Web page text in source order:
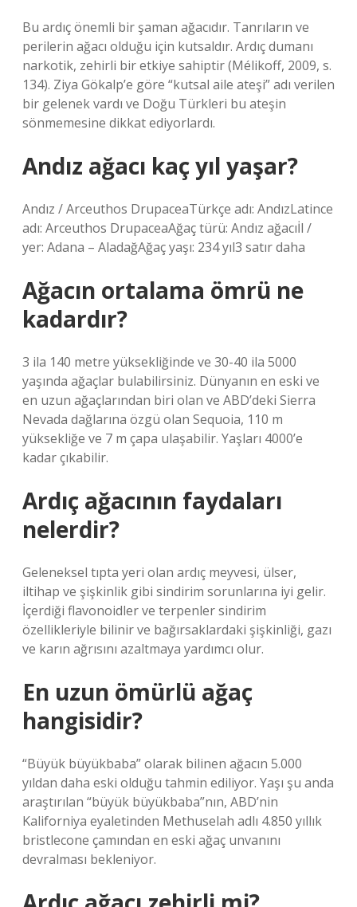
Bu ardıç önemli bir şaman ağacıdır. Tanrıların ve
perilerin ağacı olduğu için kutsaldır. Ardıç dumanı
narkotik, zehirli bir etkiye sahiptir (Mélikoff, 2009, s.
134). Ziya Gökalp’e göre “kutsal aile ateşi” adı verilen
bir gelenek vardı ve Doğu Türkleri bu ateşin
sönmemesine dikkat ediyorlardı.
Andız ağacı kaç yıl yaşar?
Andız / Arceuthos DrupaceaTürkçe adı: AndızLatince
adı: Arceuthos DrupaceaAğaç türü: Andız ağacıİl /
yer: Adana – AladağAğaç yaşı: 234 yıl3 satır daha
Ağacın ortalama ömrü ne
kadardır?
3 ila 140 metre yüksekliğinde ve 30-40 ila 5000
yaşında ağaçlar bulabilirsiniz. Dünyanın en eski ve
en uzun ağaçlarından biri olan ve ABD’deki Sierra
Nevada dağlarına özgü olan Sequoia, 110 m
yüksekliğe ve 7 m çapa ulaşabilir. Yaşları 4000’e
kadar çıkabilir.
Ardıç ağacının faydaları
nelerdir?
Geleneksel tıpta yeri olan ardıç meyvesi, ülser,
iltihap ve şişkinlik gibi sindirim sorunlarına iyi gelir.
İçerdiği flavonoidler ve terpenler sindirim
özellikleriyle bilinir ve bağırsaklardaki şişkinliği, gazı
ve karın ağrısını azaltmaya yardımcı olur.
En uzun ömürlü ağaç
hangisidir?
“Büyük büyükbaba” olarak bilinen ağacın 5.000
yıldan daha eski olduğu tahmin ediliyor. Yaşı şu anda
araştırılan “büyük büyükbaba”nın, ABD’nin
Kaliforniya eyaletinden Methuselah adlı 4.850 yıllık
bristlecone çamından en eski ağaç unvanını
devralması bekleniyor.